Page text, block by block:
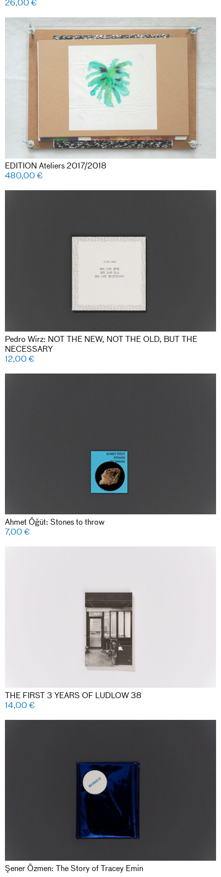
26,00€
EDITION Ateliers 2017/2018
480,00€
Pedro Wirz: NOT THE NEW, NOT THE OLD, BUT THE
NECESSARY
12,00€
Ahmet Öğüt: Stones to throw
7,00€
THE FIRST 3 YEARS OF LUDLOW 38
14,00€
Şener Özmen: The Story of Tracey Emin